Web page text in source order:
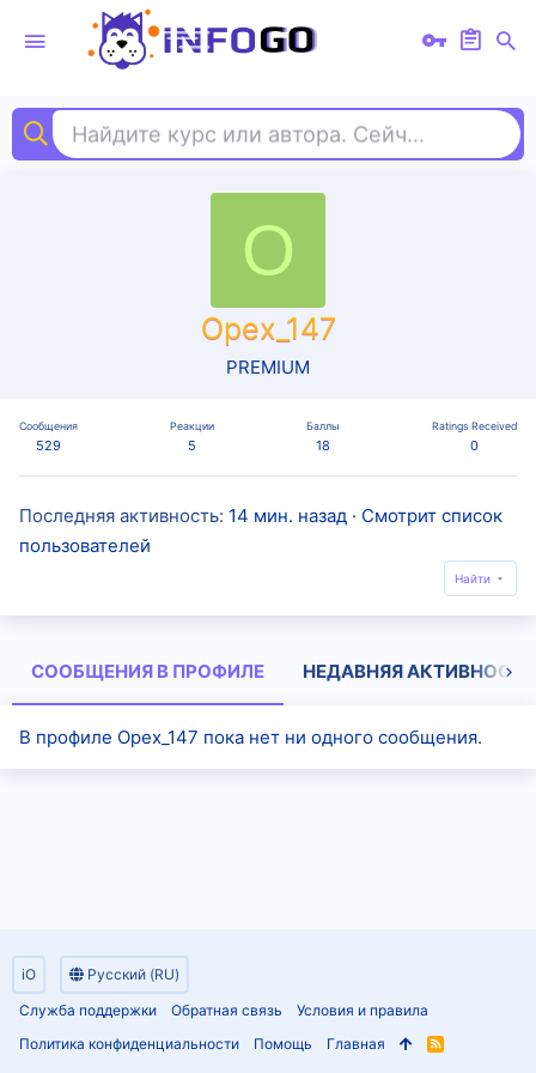
Найдите курс или автора. Сейчас ищут ui
O
Opex_147
PREMIUM
Сообщения
529
Реакции
5
Баллы
18
Ratings Received
0
Последняя активность 14 мин. назад · Смотрит список
пользователей
Найти
СООБЩЕНИЯ В ПРОФИЛЕ НЕДАВНЯЯ АКТИВНОСТЬ
В профиле Opex_147 пока нет ни одного сообщения.
iO
Русский (RU)
Служба поддержки
Обратная связь
Условия и правила
Политика конфиденциальности
Помощь Главная
R